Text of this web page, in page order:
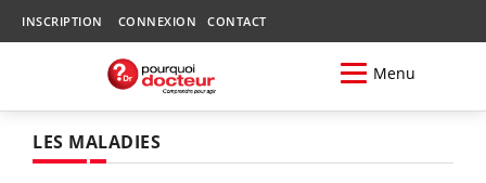
INSCRIPTION CONNEXION CONTACT
Menu
LES MALADIES